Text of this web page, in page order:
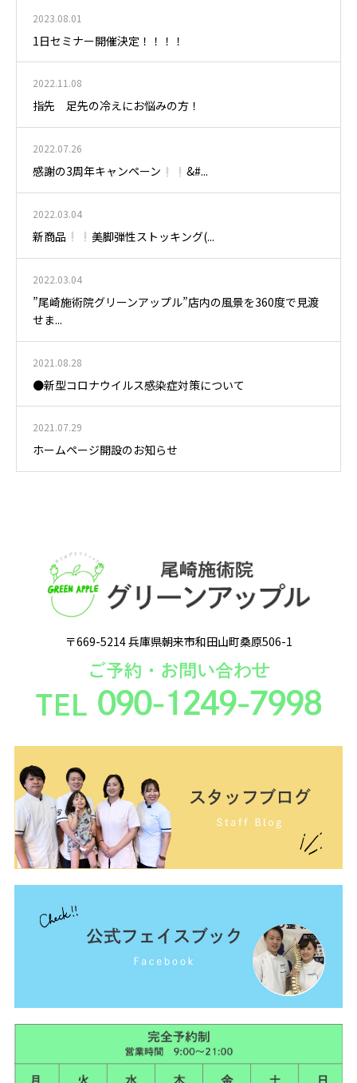
2023.08.01
1日セミナー開催決定！！！！
2022.11.08
指先 足先の冷えにお悩みの方！
2022.07.26
感謝の3周年キャンペーン &#...
2022.03.04
新商品 美脚弾性ストッキング(...
2022.03.04
”尾崎施術院グリーンアップル”店内の風景を360度で見渡
せま...
2021.08.28
●新型コロナウイルス感染症対策について
2021.07.29
ホームページ開設のお知らせ
〒669-5214 兵庫県朝来市和田山町桑原506-1